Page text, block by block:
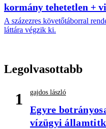
kormány tehetetlen +
A százezres követőtáborral
láttára végzik ki.
Legolvasottabb
1 gajdos lászló
Egyre
vízügyi